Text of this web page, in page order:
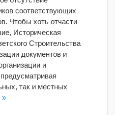
соответствующих
Чтобы хоть отчасти
Историческая
Строительства
документов и
и
так и местных
»